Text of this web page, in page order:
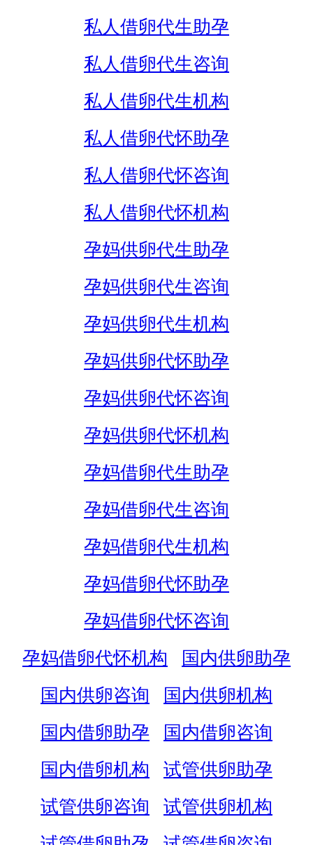
私人借卵代生助孕
私人借卵代生咨询
私人借卵代生机构
私人借卵代怀助孕
私人借卵代怀咨询
私人借卵代怀机构
孕妈供卵代生助孕
孕妈供卵代生咨询
孕妈供卵代生机构
孕妈供卵代怀助孕
孕妈供卵代怀咨询
孕妈供卵代怀机构
孕妈借卵代生助孕
孕妈借卵代生咨询
孕妈借卵代生机构
孕妈借卵代怀助孕
孕妈借卵代怀咨询
孕妈借卵代怀机构
国内供卵助孕
国内供卵咨询
国内供卵机构
国内借卵助孕
国内借卵咨询
国内借卵机构
试管供卵助孕
试管供卵咨询
试管供卵机构